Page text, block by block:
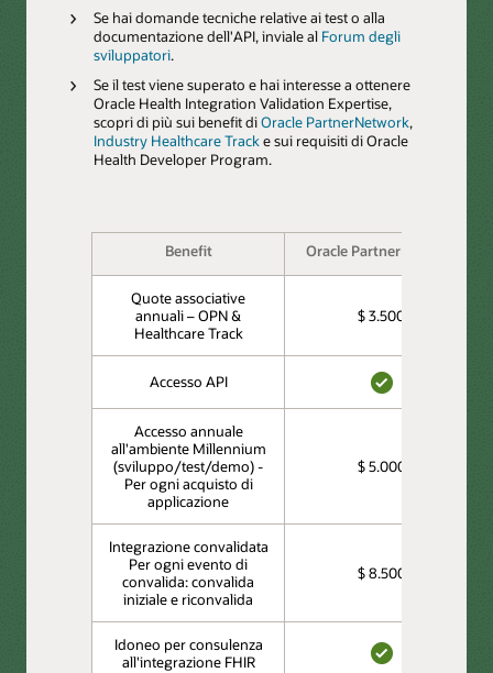
Se hai domande tecniche relative ai test o alla
documentazione dell'API, inviale al Forum degli
sviluppatori.
Se il test viene superato e hai interesse a ottenere
Oracle Health Integration Validation Expertise,
scopri di più sui benefit diOracle PartnerNetwork,
Industry Healthcare Tracke sui requisiti di Oracle
Health Developer Program.
Benefit Oracle PartnerNetwork
Quote associative
annuali – OPN &
Healthcare Track
$ 3.500
Accesso API
SÌ
Accesso annuale
all'ambiente Millennium
(sviluppo/test/demo) -
Per ogni acquisto di
applicazione
$ 5.000
Integrazione convalidata
Per ogni evento di
convalida: convalida
iniziale e riconvalida
$ 8.500
Idoneo per consulenza
all'integrazione FHIR